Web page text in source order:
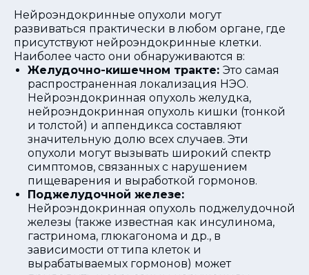
Нейроэндокринные опухоли могут
развиваться практически в любом органе, где
присутствуют нейроэндокринные клетки.
Наиболее часто они обнаруживаются в:
Желудочно-кишечном тракте: Это самая
распространенная локализация НЭО.
Нейроэндокринная опухоль желудка,
нейроэндокринная опухоль кишки (тонкой
и толстой) и аппендикса составляют
значительную долю всех случаев. Эти
опухоли могут вызывать широкий спектр
симптомов, связанных с нарушением
пищеварения и выработкой гормонов.
Поджелудочной железе:
Нейроэндокринная опухоль поджелудочной
железы (также известная как инсулинома,
гастринома, глюкагонома и др., в
зависимости от типа клеток и
вырабатываемых гормонов) может